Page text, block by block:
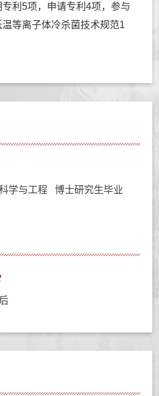
利5项，申请专利4项，参与
等离子体冷杀菌技术规范1
学与工程 博士研究生毕业